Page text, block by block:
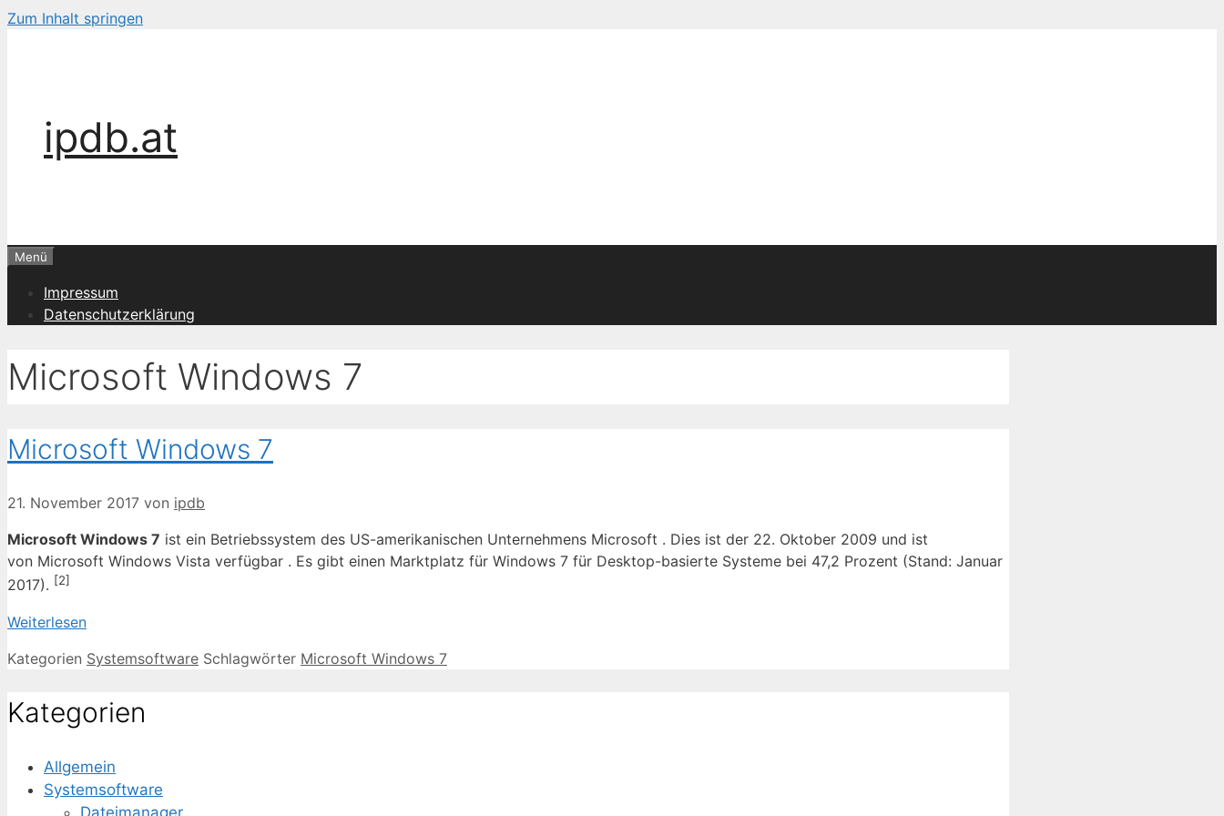
Zum Inhalt springen
ipdb.at
Menü
Impressum
Datenschutzerklärung
Microsoft Windows 7
Microsoft Windows 7
21. November 2017 von ipdb
Microsoft Windows 7 ist ein Betriebssystem des US-amerikanischen Unternehmens Microsoft . Dies ist der 22. Oktober 2009 und ist
von Microsoft Windows Vista verfügbar . Es gibt einen Marktplatz für Windows 7 für Desktop-basierte Systeme bei 47,2 Prozent (Stand: Januar
2017). [2]
Weiterlesen
Kategorien Systemsoftware Schlagwörter Microsoft Windows 7
Kategorien
Allgemein
Systemsoftware
Dateimanager